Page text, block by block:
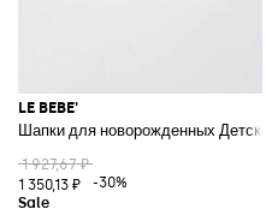
LE BEBE'
Шапки для новорожденных
1 927,67 ₽
1 350,13 ₽
-30%